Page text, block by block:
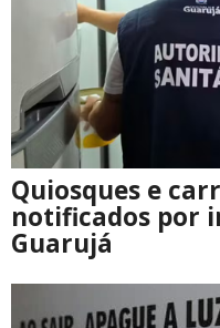
Quiosques e
notificados por
Guarujá